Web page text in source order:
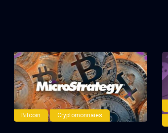
Bitcoin Cryptomonnaies